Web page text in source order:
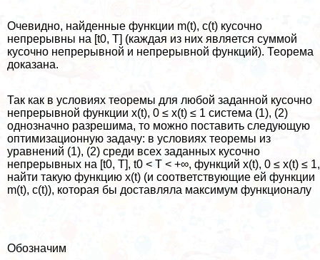
Очевидно, найденные функции m(t), c(t) кусочно
непрерывны на [t0, T] (каждая из них является суммой
кусочно непрерывной и непрерывной функций). Теорема
доказана.
Так как в условиях теоремы для любой заданной кусочно
непрерывной функции x(t), 0 ≤ x(t) ≤ 1 система (1), (2)
однозначно разрешима, то можно поставить следующую
оптимизационную задачу: в условиях теоремы из
уравнений (1), (2) среди всех заданных кусочно
непрерывных на [t0, T], t0 < T < +∞, функций x(t), 0 ≤ x(t) ≤ 1,
найти такую функцию x(t) (и соответствующие ей функции
m(t), c(t)), которая бы доставляла максимум функционалу
Обозначим